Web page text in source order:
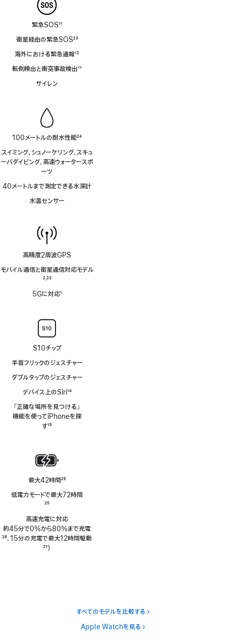
緊急SOS
脚
注
11
衛星経由の緊急SOS
脚
注
23
海外における緊急通報
脚
注
12
転倒検出と衝突事故検出11
サイレン
100メートルの耐水性能
注
24
スイミング、シュノーケリング、スキュ
ーバダイビング、高速ウォータースポ
ーツ
40メートルまで測定できる水深計
水温センサー
高精度2周波GPS
モバイル通信と衛星通信対応モデル
2,23
5Gに対応1
S10チップ
手首フリックのジェスチャー
ダブルタップのジェスチャー
デバイス上のSiri
脚
注
14
「正確な場所を見つける」
機能を使ってiPhoneを探
す15
最大42時間
注
25
低電力モードで最大72時間
25
高速充電に対応
約45分で0%から80%まで充電
脚
26、15分の充電で最大12時間駆動
27）
すべてのモデルを比較する
Apple Watchを見る